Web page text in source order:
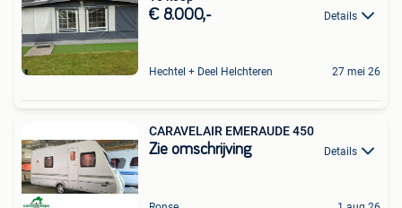
€ 8.000,- Details
Hechtel + Deel Helchteren 27 mei 26
CARAVELAIR EMERAUDE 450
Zie omschrijving Details